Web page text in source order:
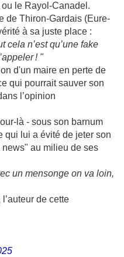
le Rayol-Canadel.
de Thiron-Gardais (Eure-
à sa juste place :
cela n’est qu’une fake
’appeler! "
d'un maire en perte de
qui pourrait sauver son
l’opinion
là - sous son barnum
qui lui a évité de jeter son
au milieu de ses
un mensonge on va loin,
de cette